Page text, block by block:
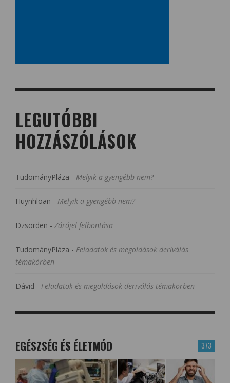
LEGUTÓBBI
HOZZÁSZÓLÁSOK
TudományPláza - Melyik a gyengébb nem?
Huynhloan - Melyik a gyengébb nem?
Dzsorden - Zárójel felbontása
TudományPláza - Feladatok és megoldások deriválás
témakörben
Dávid - Feladatok és megoldások deriválás témakörben
373
EGÉSZSÉG ÉS ÉLETMÓD